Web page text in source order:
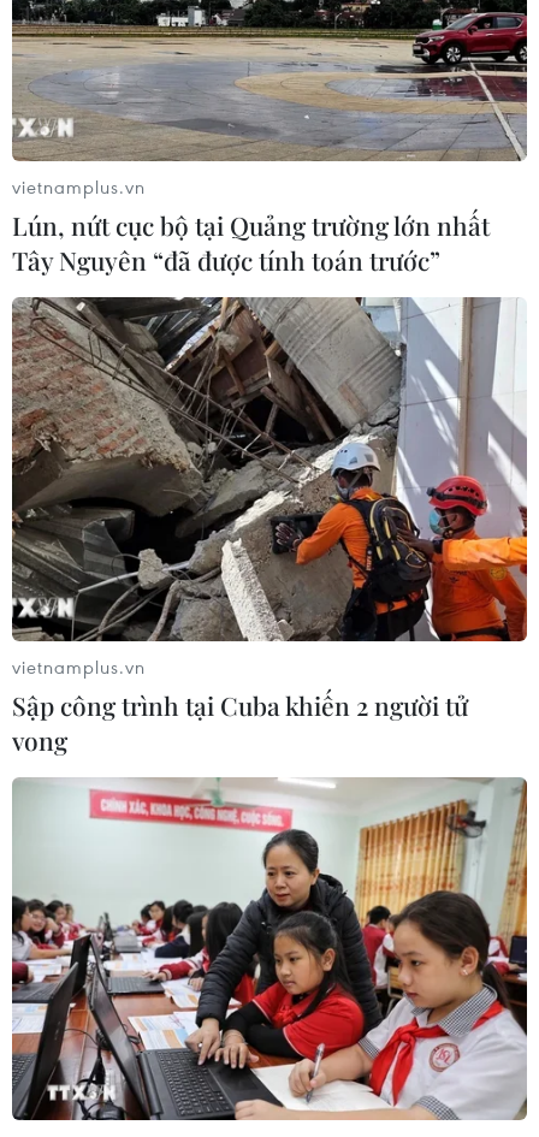
TIN CÙNG CHUYÊN MỤC
Tháo gỡ dứt điểm vướng mắc hiện
hữu dự án Nhà máy điện hạt nhân
vietnamplus.vn
Lún, nứt cục bộ tại Quảng trường lớn nhất
Tây Nguyên “đã được tính toán trước”
vietnamplus.vn
Sập công trình tại Cuba khiến 2 người tử
vong